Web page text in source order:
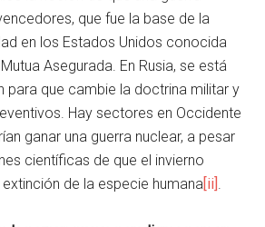
que fue la base de la
en los Estados Unidos conocida
Asegurada. En Rusia, se está
para que cambie la doctrina militar y
Hay sectores en Occidente
ganar una guerra nuclear, a pesar
científicas de que el invierno
de la especie humana[ii]